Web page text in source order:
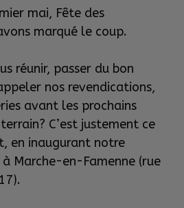
mai, Fête des
marqué le coup.
réunir, passer du bon
nos revendications,
avant les prochains
C’est justement ce
en inaugurant notre
Marche-en-Famenne (rue